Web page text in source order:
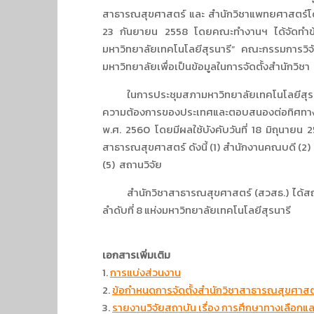
สาธารณสุขศาสตร์ และ สำนักวิชาแพทยศาสตร์
23 กันยายน 2558 โดยคณะทำงานฯ ได้จัดทำข้
มหาวิทยาลัยเทคโนโลยีสุรนารี” คณะกรรมการ
มหาวิทยาลัยเพื่อเป็นข้อมูลในการจัดตั้งสำนักวิชา
ในการประชุมสภามหาวิทยาลัยเทคโนโลยีสุ
ความต้องการของประเทศและตอบสนองต่อทิศ
พ.ศ. 2560 โดยมีผลใช้บังคับวันที่ 18 มิถุนายน
สาธารณสุขศาสตร์ ดังนี้ (1) สำนักงานคณบดี (2)
(5) สถานวิจัย
สำนักวิชาสาธารณสุขศาสตร์ (สวสธ.) ได้สถ
ลำดับที่ 8 แห่งมหาวิทยาลัยเทคโนโลยีสุรนารี
เอกสารเพิ่มเติม
1.การแบ่งส่วนงาน
2.ข้อกำหนดการจัดตั้งสำนักวิชาสาธารณสุขศาส
3.รายงานวิจัยสถาบัน เรื่อง การศึกษาทางเลือก